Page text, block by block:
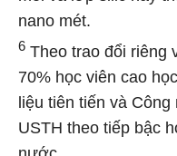
nano mét.
6 Theo trao đổi riêng
70% học viên cao
liệu tiên tiến và
USTH theo tiếp bậc